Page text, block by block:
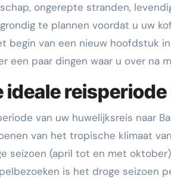
ongerepte stranden,
te plannen voordat u uw
begin van een nieuw hoofdstuk
een paar dingen waar u over na
ideale
van uw huwelijksreis naar
van het tropische klimaat
seizoen (april tot en met
is het droge seizoen